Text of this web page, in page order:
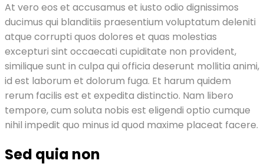
At vero eos et accusamus et iusto odio dignissimos
ducimus qui blanditiis praesentium voluptatum deleniti
atque corrupti quos dolores et quas molestias
excepturi sint occaecati cupiditate non provident,
similique sunt in culpa qui officia deserunt mollitia animi,
id est laborum et dolorum fuga. Et harum quidem
rerum facilis est et expedita distinctio. Nam libero
tempore, cum soluta nobis est eligendi optio cumque
nihil impedit quo minus id quod maxime placeat facere.
Sed quia non